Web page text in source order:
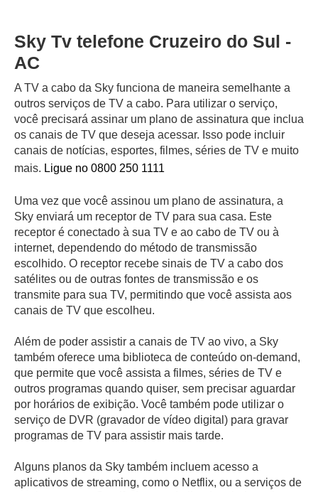
Sky Tv telefone Cruzeiro do Sul -
AC
A TV a cabo da Sky funciona de maneira semelhante a
outros serviços de TV a cabo. Para utilizar o serviço,
você precisará assinar um plano de assinatura que inclua
os canais de TV que deseja acessar. Isso pode incluir
canais de notícias, esportes, filmes, séries de TV e muito
mais. Ligue no 0800 250 1111
Uma vez que você assinou um plano de assinatura, a
Sky enviará um receptor de TV para sua casa. Este
receptor é conectado à sua TV e ao cabo de TV ou à
internet, dependendo do método de transmissão
escolhido. O receptor recebe sinais de TV a cabo dos
satélites ou de outras fontes de transmissão e os
transmite para sua TV, permitindo que você assista aos
canais de TV que escolheu.
Além de poder assistir a canais de TV ao vivo, a Sky
também oferece uma biblioteca de conteúdo on-demand,
que permite que você assista a filmes, séries de TV e
outros programas quando quiser, sem precisar aguardar
por horários de exibição. Você também pode utilizar o
serviço de DVR (gravador de vídeo digital) para gravar
programas de TV para assistir mais tarde.
Alguns planos da Sky também incluem acesso a
aplicativos de streaming, como o Netflix, ou a serviços de